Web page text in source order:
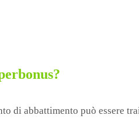
di abbattimento può essere